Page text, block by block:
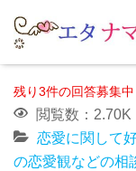
残り3件の回答募集中
閲覧数：2.70K
恋愛に関して
の恋愛観などの相